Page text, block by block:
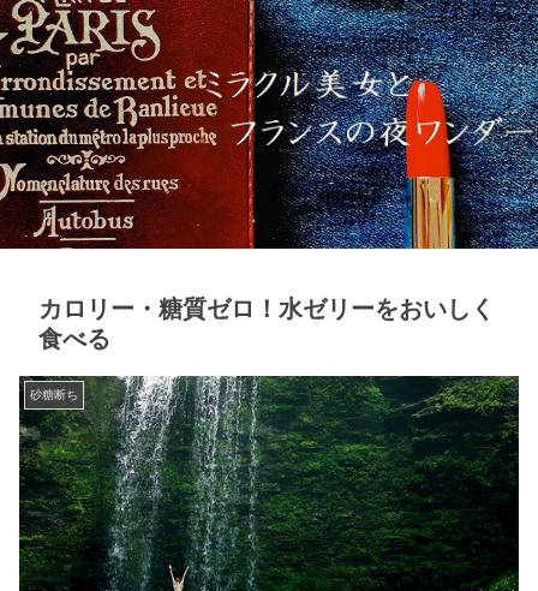
カロリー・糖質ゼロ！水ゼリーをおいしく
食べる
砂糖断ち